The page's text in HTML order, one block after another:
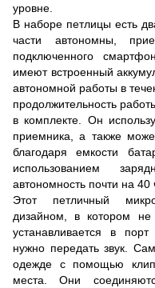
уровне.
В наборе петлицы есть
части автономны,
подключенного
имеют встроенный
автономной работы в
продолжительность
в комплекте. Он
приемника, а также
благодаря емкости
использованием
автономность почти на 40
Этот петличный
дизайном, в котором не
устанавливается в
нужно передать звук.
одежде с помощью
места. Они